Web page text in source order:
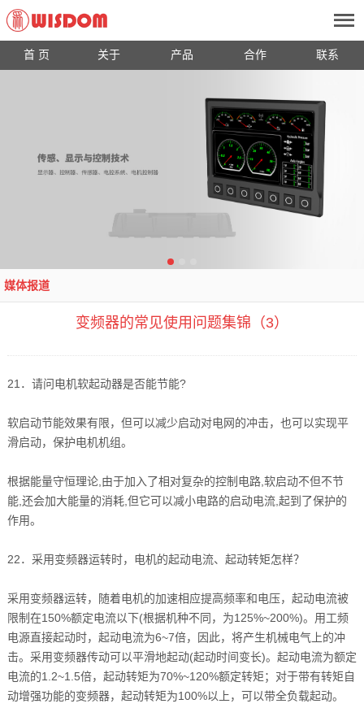
首 页 关于 产品 合作 联系
媒体报道
变频器的常见使用问题集锦（3）
21．请问电机软起动器是否能节能?
软启动节能效果有限，但可以减少启动对电网的冲击，也可以实现平
滑启动，保护电机机组。
根据能量守恒理论,由于加入了相对复杂的控制电路,软启动不但不节
能,还会加大能量的消耗,但它可以减小电路的启动电流,起到了保护的
作用。
22．采用变频器运转时，电机的起动电流、起动转矩怎样？
采用变频器运转，随着电机的加速相应提高频率和电压，起动电流被
限制在150%额定电流以下(根据机种不同，为125%~200%)。用工频
电源直接起动时，起动电流为6~7倍，因此，将产生机械电气上的冲
击。采用变频器传动可以平滑地起动(起动时间变长)。起动电流为额定
电流的1.2~1.5倍，起动转矩为70%~120%额定转矩；对于带有转矩自
动增强功能的变频器，起动转矩为100%以上，可以带全负载起动。